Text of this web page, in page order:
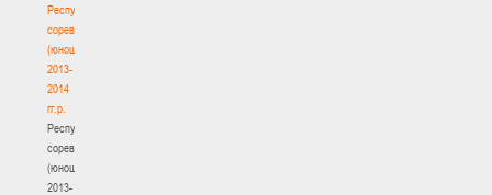
Республиканские
соревнования
(юноши)
2013-
2014
гг.р.
Республиканские
соревнования
(юноши)
2013-